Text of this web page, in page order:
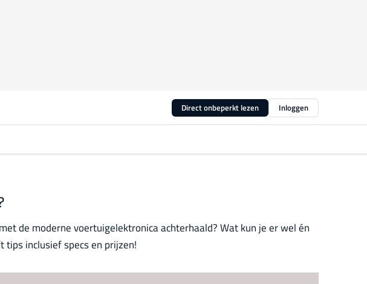
Direct onbeperkt lezen Inloggen
de moderne voertuigelektronica achterhaald? Wat kun je er wel én
tips inclusief specs en prijzen!